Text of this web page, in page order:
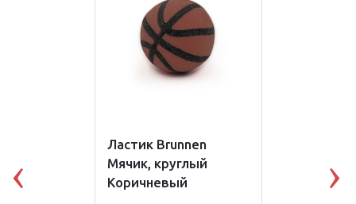
Ластик Brunnen
Мячик, круглый
Коричневый